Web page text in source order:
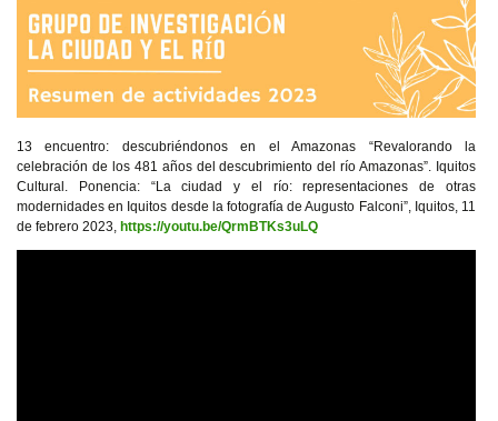
13 encuentro: descubriéndonos en el Amazonas “Revalorando la
celebración de los 481 años del descubrimiento del río Amazonas”. Iquitos
Cultural. Ponencia: “La ciudad y el río: representaciones de otras
modernidades en Iquitos desde la fotografía de Augusto Falconi”, Iquitos, 11
de febrero 2023, https://youtu.be/QrmBTKs3uLQ